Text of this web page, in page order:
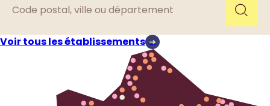
Voir tous les établissements